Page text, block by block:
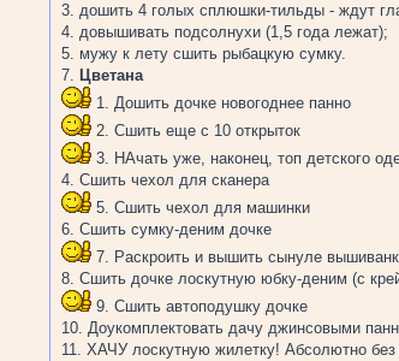
3. дошить 4 голых сплюшки-тильды - ждут
4. довышивать подсолнухи (1,5 года лежат);
5. мужу к лету сшить рыбацкую сумку.
7. Цветана
1. Дошить дочке новогоднее панно
2. Сшить еще с 10 открыток
3. НАчать уже, наконец, топ детского
4. Сшить чехол для сканера
5. Сшить чехол для машинки
6. Сшить сумку-деним дочке
7. Раскроить и вышить сынуле
8. Сшить дочке лоскутную юбку-деним (с
9. Сшить автоподушку дочке
10. Доукомплектовать дачу джинсовыми
11. ХАЧУ лоскутную жилетку! Абсолютно